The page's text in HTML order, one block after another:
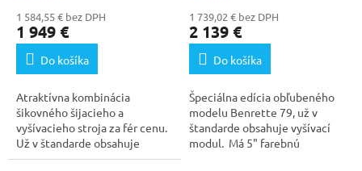
1 584,55 € bez DPH
1 949 €
Do košíka
Atraktívna kombinácia
šikovného šijacieho a
vyšívacieho stroja za fér cenu.
Už v štandarde obsahuje
vyšívací...
1 739,02 € bez DPH
2 139 €
Do košíka
Špeciálna edícia obľubeného
modelu Benrette 79, už v
štandarde obsahuje vyšívací
modul. Má 5" farebnú